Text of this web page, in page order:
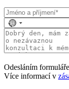
Odesláním
Více informací v